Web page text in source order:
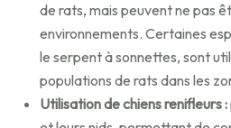
de rats, mais peuvent ne pas
environnements. Certaines
le serpent à sonnettes, sont
populations de rats dans les
Utilisation de chiens renifleurs :